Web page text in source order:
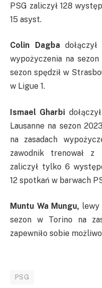
PSG zaliczył 128
15 asyst.
Colin Dagbadołączył
wypożyczenia na
sezon spędził w
w Ligue 1.
Ismael Gharbi
Lausanne na sezon
na zasadach
zawodnik trenował z
zaliczył tylko 6
12 spotkań w barwach
Muntu Wa Mungu, lewy
sezon w Torino na
zapewniło sobie
PSG